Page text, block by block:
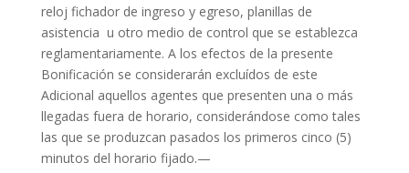
reloj fichador de ingreso y egreso, planillas de
asistencia u otro medio de control que se establezca
reglamentariamente. A los efectos de la presente
Bonificación se considerarán excluídos de este
Adicional aquellos agentes que presenten una o más
llegadas fuera de horario, considerándose como tales
las que se produzcan pasados los primeros cinco (5)
minutos del horario fijado.—